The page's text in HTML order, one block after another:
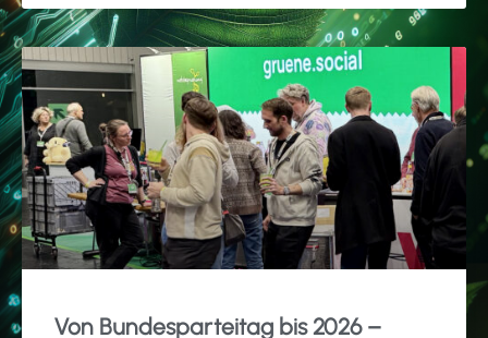
Von Bundesparteitag bis 2026 –